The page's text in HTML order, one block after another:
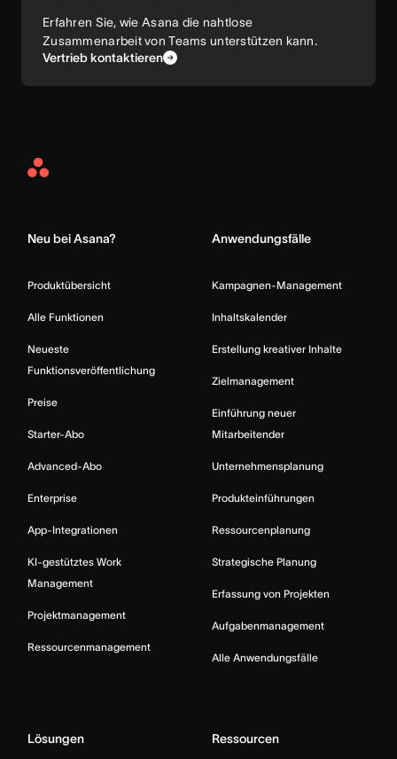
Erfahren Sie, wie Asana die nahtlose
Zusammenarbeit von Teams unterstützen kann.
Vertrieb kontaktieren
Asana
Neu bei Asana?
Produktübersicht
Alle Funktionen
Neueste
Funktionsveröffentlichung
Preise
Starter-Abo
Advanced-Abo
Enterprise
App-Integrationen
KI-gestütztes Work
Management
Projektmanagement
Ressourcenmanagement
Anwendungsfälle
Kampagnen-Management
Inhaltskalender
Erstellung kreativer Inhalte
Zielmanagement
Einführung neuer
Mitarbeitender
Unternehmensplanung
Produkteinführungen
Ressourcenplanung
Strategische Planung
Erfassung von Projekten
Aufgabenmanagement
Alle Anwendungsfälle
Lösungen Ressourcen